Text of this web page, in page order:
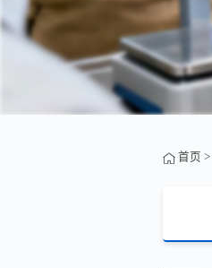
首页 >